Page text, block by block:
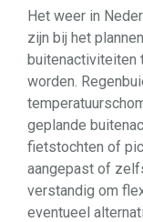
Het weer in
zijn bij het
buitenactiviteiten
worden.
geplande
fietstochten of
aangepast of
verstandig om
eventueel